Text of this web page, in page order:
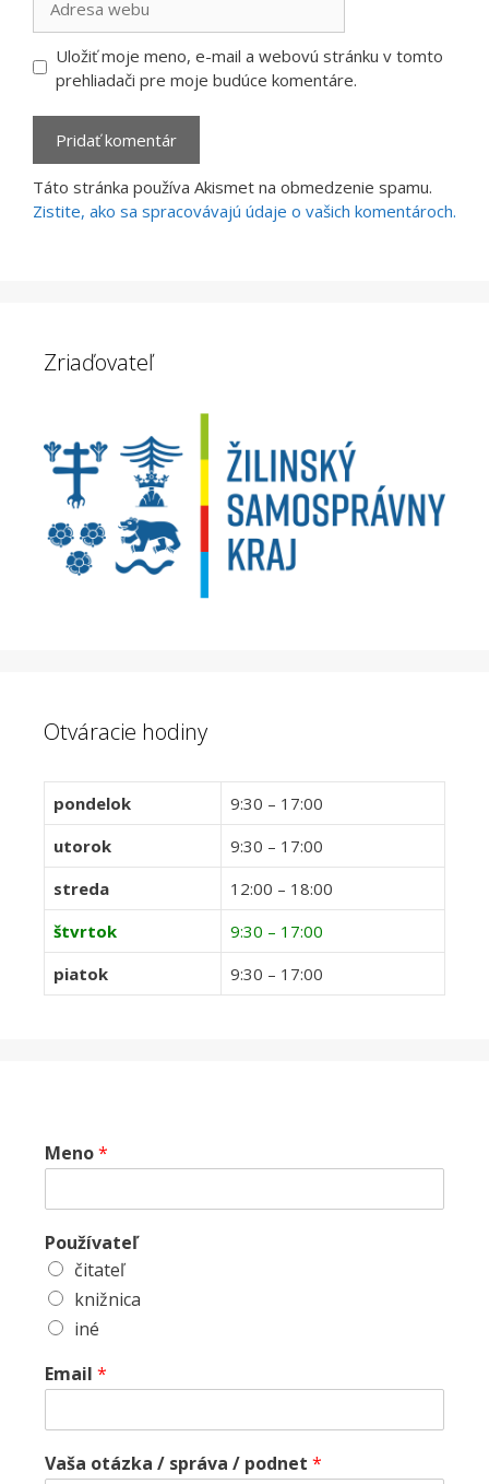
webu
Uložiť moje meno, e-mail a webovú stránku v tomto
prehliadači pre moje budúce komentáre.
Táto stránka používa Akismet na obmedzenie spamu.
Zistite, ako sa spracovávajú údaje o vašich komentároch.
Zriaďovateľ
Otváracie hodiny
pondelok
9:30 – 17:00
utorok
9:30 – 17:00
streda
12:00 – 18:00
štvrtok
9:30 – 17:00
piatok
9:30 – 17:00
Meno*
Používateľ
čitateľ
knižnica
iné
Email *
Vaša otázka / správa / podnet *